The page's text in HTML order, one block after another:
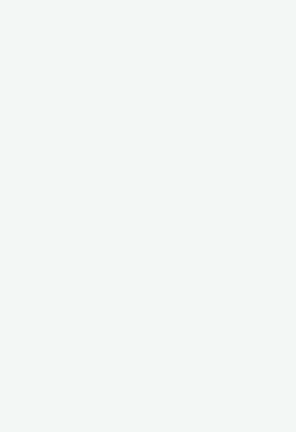
gegen